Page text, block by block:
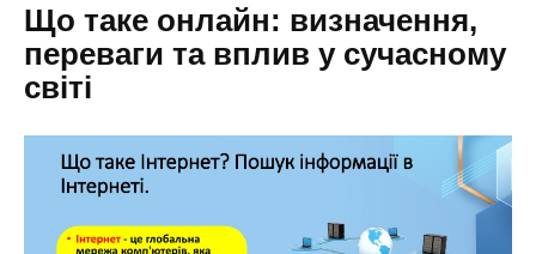
Що таке онлайн: визначення,
переваги та вплив у сучасному
світі